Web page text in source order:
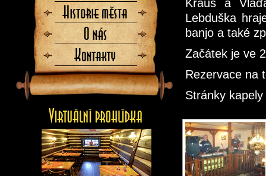
Kraus a
Lebduška
banjo a také
Začátek je ve
Rezervace na
Stránky kapely
výlety
Historie
města
Kontaktujte